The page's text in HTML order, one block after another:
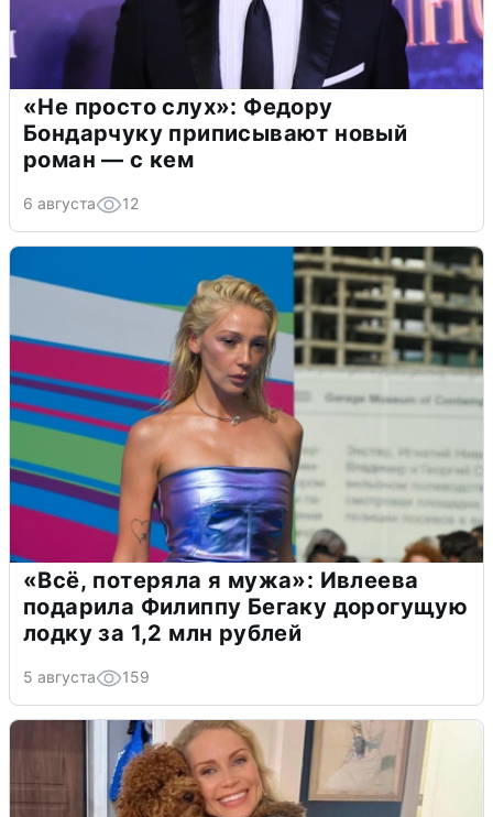
«Не просто слух»: Федору
Бондарчуку приписывают новый
роман — с кем
6 августа 12
«Всё, потеряла я мужа»: Ивлеева
подарила Филиппу Бегаку дорогущую
лодку за 1,2 млн рублей
5 августа 159